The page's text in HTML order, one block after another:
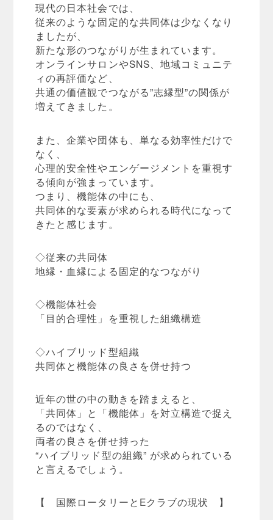
現代の日本社会では、
従来のような固定的な共同体は少なくなり
ましたが、
新たな形のつながりが生まれています。
オンラインサロンやSNS、地域コミュニテ
ィの再評価など、
共通の価値観でつながる”志縁型”の関係が
増えてきました。
また、企業や団体も、単なる効率性だけで
なく、
心理的安全性やエンゲージメントを重視す
る傾向が強まっています。
つまり、機能体の中にも、
共同体的な要素が求められる時代になって
きたと感じます。
◇従来の共同体
地縁・血縁による固定的なつながり
◇機能体社会
「目的合理性」を重視した組織構造
◇ハイブリッド型組織
共同体と機能体の良さを併せ持つ
近年の世の中の動きを踏まえると、
「共同体」と「機能体」を対立構造で捉え
るのではなく、
両者の良さを併せ持った
“ハイブリッド型の組織” が求められている
と言えるでしょう。
【 国際ロータリーとEクラブの現状 】